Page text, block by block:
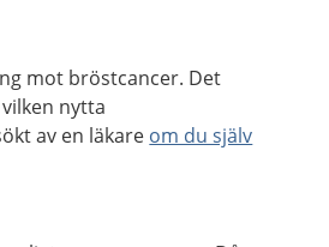
mot bröstcancer. Det
nytta
av en läkare om du själv